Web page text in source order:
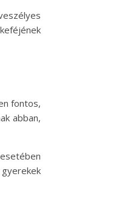
fontos,
abban,